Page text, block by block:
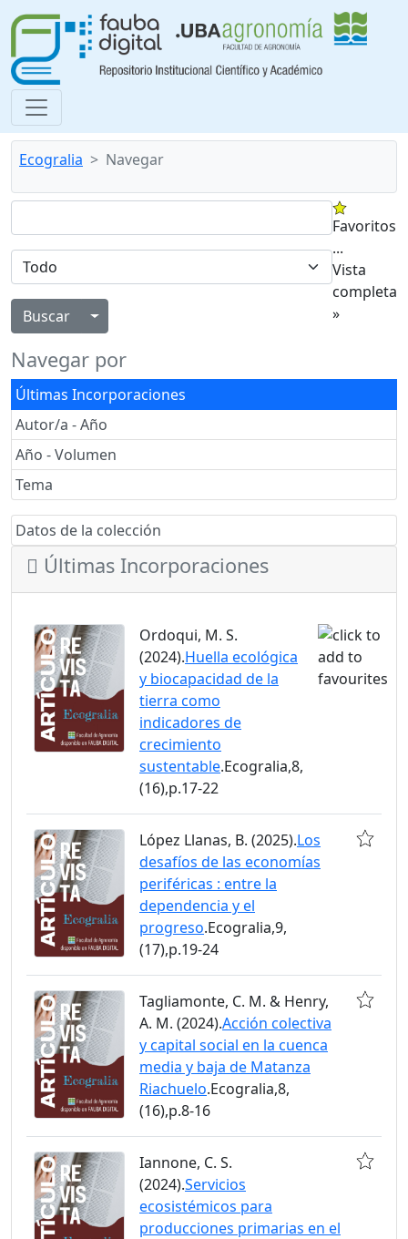
Ecogralia Navegar
Alternar menú desplegable
Favoritos
...
Vista
completa
»
Navegar por
Últimas Incorporaciones
Autor/a - Año
Año - Volumen
Tema
Datos de la colección
Últimas Incorporaciones
Ordoqui, M. S.
(2024).Huella ecológica
y biocapacidad de la
tierra como
indicadores de
crecimiento
sustentable.Ecogralia,8,
(16),p.17-22
López Llanas, B. (2025).Los
desafíos de las economías
periféricas : entre la
dependencia y el
progreso.Ecogralia,9,
(17),p.19-24
Tagliamonte, C. M. & Henry,
A. M. (2024).Acción colectiva
y capital social en la cuenca
media y baja de Matanza
Riachuelo.Ecogralia,8,
(16),p.8-16
Iannone, C. S.
(2024).Servicios
ecosistémicos para
producciones primarias en el